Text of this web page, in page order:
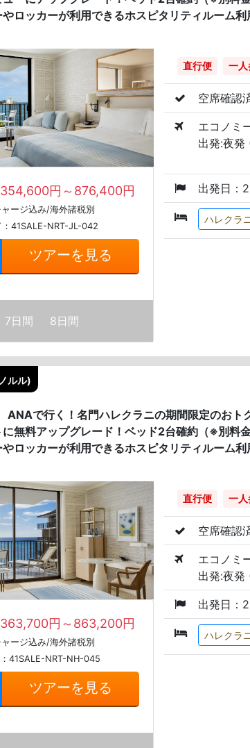
ロッカーが利用できるホスピタリティルーム
354,600円～876,400円
ージ込み/海外諸税別
：41SALE-NRT-JL-042
ツアーを見る
7日間 8日間
直行便 一
空席確認
エコノミ
出発:夜発
出発日：
ハレクラ
ルル)
ANAで行く！名門ハレクラニの期間限定のお
に無料アップグレード！ベッド2台確約（※別料
ロッカーが利用できるホスピタリティルーム
363,700円～863,200円
ージ込み/海外諸税別
41SALE-NRT-NH-045
ツアーを見る
直行便 一
空席確認
エコノミ
出発:夜発
出発日：
ハレクラ